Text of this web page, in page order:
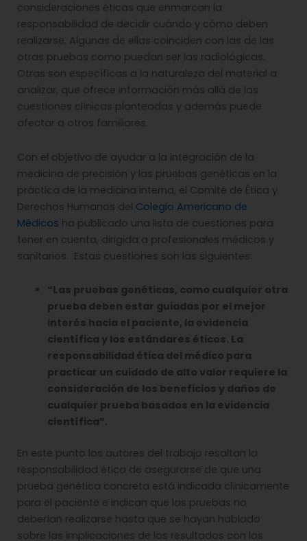
consideraciones éticas que enmarcan la
responsabilidad de decidir cuándo y cómo deben
realizarse. Algunas de ellas coinciden con las de las
otras pruebas como puedan ser las radiológicas.
Otras son específicas a la naturaleza del material a
analizar, que ofrece información más allá de las
cuestiones clínicas planteadas y además puede
afectar a otros familiares.
Con el objetivo de ayudar a la integración de la
medicina de precisión y las pruebas genéticas en la
práctica de la medicina interna, el Comité de Ética y
Derechos Humanos del Colegio Americano de
Médicos ha publicado una lista de cuestiones para
tener en cuenta, dirigida a profesionales médicos y
sanitarios. Estas cuestiones son las siguientes:
“Las pruebas genéticas, como cualquier otra
prueba deben estar guiadas por el mejor
interés hacia el paciente, la evidencia
científica y los estándares éticos. La
responsabilidad ética del médico para
practicar un cuidado de alto valor requiere la
consideración de los beneficios y daños de
cualquier prueba basados en la evidencia
científica”.
En este punto los autores del trabajo resaltan la
responsabilidad ética de asegurarse de que una
prueba genética concreta está indicada clínicamente
para el paciente e indican que las pruebas no
deberían realizarse hasta que se hayan hablado
sobre las implicaciones de los resultados con los